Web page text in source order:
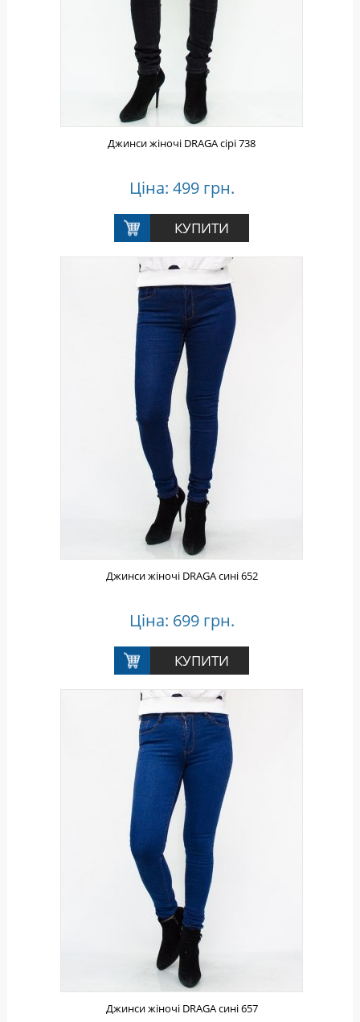
Джинси жіночі DRAGA сірі 738
Ціна: 499 грн.
Джинси жіночі DRAGA сині 652
Ціна: 699 грн.
Джинси жіночі DRAGA сині 657